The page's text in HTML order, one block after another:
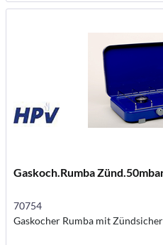
Gaskoch.Rumba
70754
Gaskocher Rumba mit